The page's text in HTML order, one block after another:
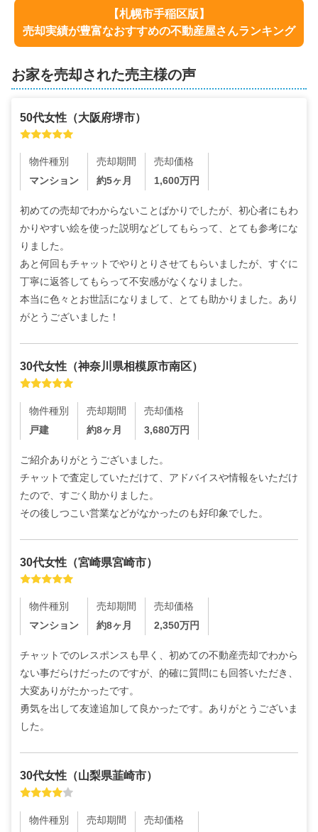
【札幌市手稲区版】
売却実績が豊富なおすすめの不動産屋さんランキング
お家を売却された売主様の声
50代女性 （大阪府堺市）
物件種別
マンション
売却期間
約5ヶ月
売却価格
1,600万円
初めての売却でわからないことばかりでしたが、初心者にもわ
かりやすい絵を使った説明などしてもらって、とても参考にな
りました。
あと何回もチャットでやりとりさせてもらいましたが、すぐに
丁寧に返答してもらって不安感がなくなりました。
本当に色々とお世話になりまして、とても助かりました。あり
がとうございました！
30代女性 （神奈川県相模原市南区）
物件種別
戸建
売却期間
約8ヶ月
売却価格
3,680万円
ご紹介ありがとうございました。
チャットで査定していただけて、アドバイスや情報をいただけ
たので、すごく助かりました。
その後しつこい営業などがなかったのも好印象でした。
30代女性 （宮崎県宮崎市）
物件種別
マンション
売却期間
約8ヶ月
売却価格
2,350万円
チャットでのレスポンスも早く、初めての不動産売却でわから
ない事だらけだったのですが、的確に質問にも回答いただき、
大変ありがたかったです。
勇気を出して友達追加して良かったです。ありがとうございま
した。
30代女性 （山梨県韮崎市）
物件種別
売却期間
売却価格